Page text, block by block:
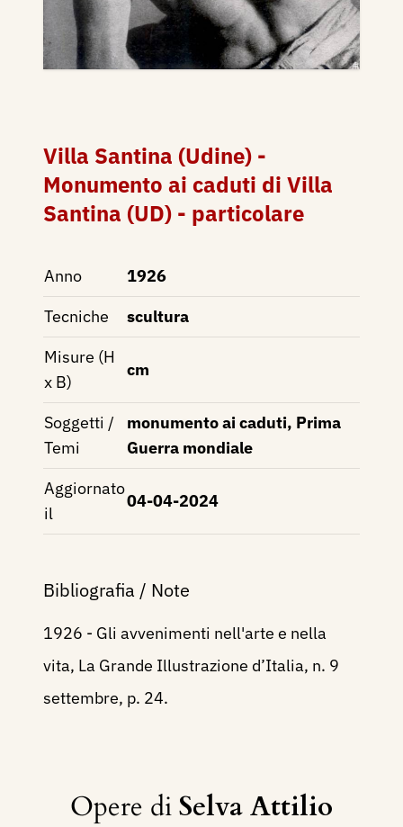
Villa Santina (Udine) -
Monumento ai caduti di Villa
Santina (UD) - particolare
Anno
1926
Tecniche
scultura
Misure (H
x B)
cm
Soggetti /
Temi
monumento ai caduti, Prima
Guerra mondiale
Aggiornato
il
04-04-2024
Bibliografia / Note
1926 - Gli avvenimenti nell'arte e nella
vita, La Grande Illustrazione d’Italia, n. 9
settembre, p. 24.
Opere diSelva Attilio